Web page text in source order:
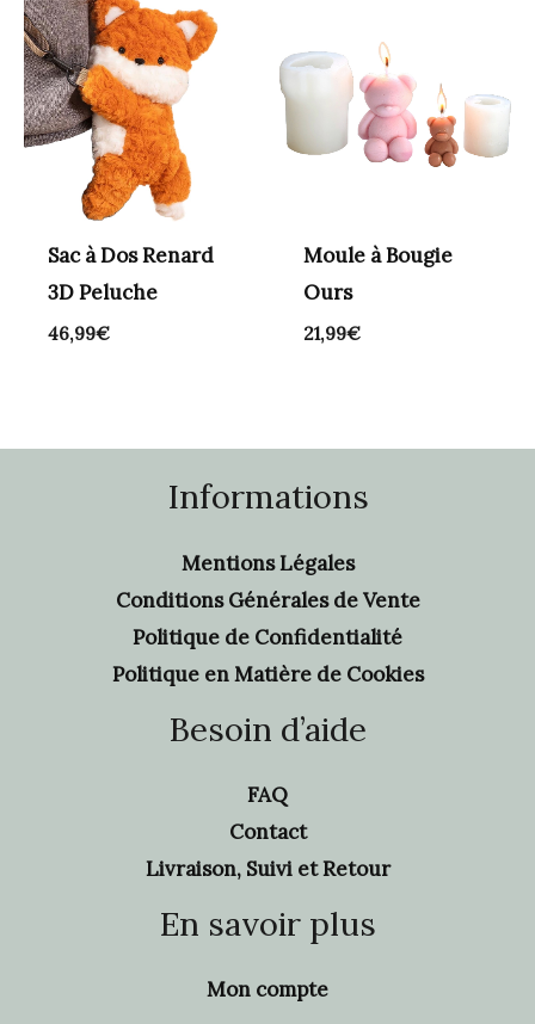
Sac à Dos Renard
3D Peluche
46,99€
Moule à Bougie
Ours
21,99€
Informations
Mentions Légales
Conditions Générales de Vente
Politique de Confidentialité
Politique en Matière de Cookies
Besoin d’aide
FAQ
Contact
Livraison, Suivi et Retour
En savoir plus
Mon compte